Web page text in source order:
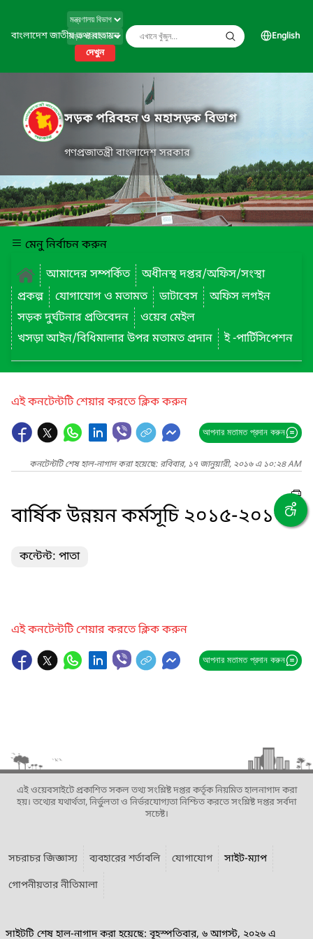
বাংলাদেশ জাতীয় তথ্য বাতায়ন
দেখুন
English
সড়ক পরিবহন ও মহাসড়ক বিভাগ
গণপ্রজাতন্ত্রী বাংলাদেশ সরকার
মেনু নির্বাচন করুন
আমাদের সম্পর্কিত
অধীনস্থ দপ্তর/অফিস/সংস্থা
প্রকল্প
যোগাযোগ ও মতামত ডাটাবেস
অফিস লগইন
সড়ক দুর্ঘটনার প্রতিবেদন
ওয়েব মেইল
খসড়া আইন/বিধিমালার উপর মতামত প্রদান
ই -পার্টিসিপেশন
এই কনটেন্টটি শেয়ার করতে ক্লিক করুন
আপনার মতামত প্রদান করুন
কনটেন্টটি শেষ হাল-নাগাদ করা হয়েছে: রবিবার, ১৭ জানুয়ারী, ২০১৬ এ ১০:২৪ AM
বার্ষিক উন্নয়ন কর্মসূচি ২০১৫-২০১৬
কন্টেন্ট: পাতা
এই কনটেন্টটি শেয়ার করতে ক্লিক করুন
আপনার মতামত প্রদান করুন
এই ওয়েবসাইটে প্রকাশিত সকল তথ্য সংশ্লিষ্ট দপ্তর কর্তৃক নিয়মিত হালনাগাদ করা
হয়। তথ্যের যথার্থতা, নির্ভুলতা ও নির্ভরযোগ্যতা নিশ্চিত করতে সংশ্লিষ্ট দপ্তর সর্বদা
সচেষ্ট।
সচরাচর জিজ্ঞাস্য ব্যবহারের শর্তাবলি যোগাযোগ
সাইট-ম্যাপ
গোপনীয়তার নীতিমালা
সাইটটি শেষ হাল-নাগাদ করা হয়েছে: বৃহস্পতিবার, ৬ আগস্ট, ২০২৬ এ